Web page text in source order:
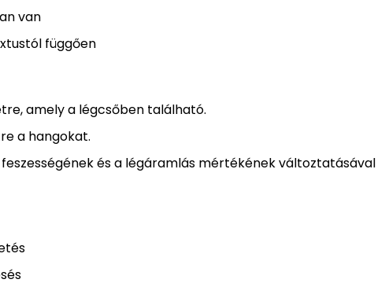
van
függően
amely a légcsőben található.
a hangokat.
és a légáramlás mértékének változtatásával